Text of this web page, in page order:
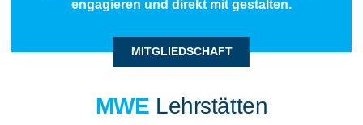
engagieren und direkt mit gestalten.
MITGLIEDSCHAFT
MWE Lehrstätten